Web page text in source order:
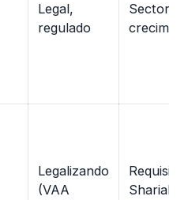
Legal,
regulado
Sector en
Legalizando
(VAA
Shariah